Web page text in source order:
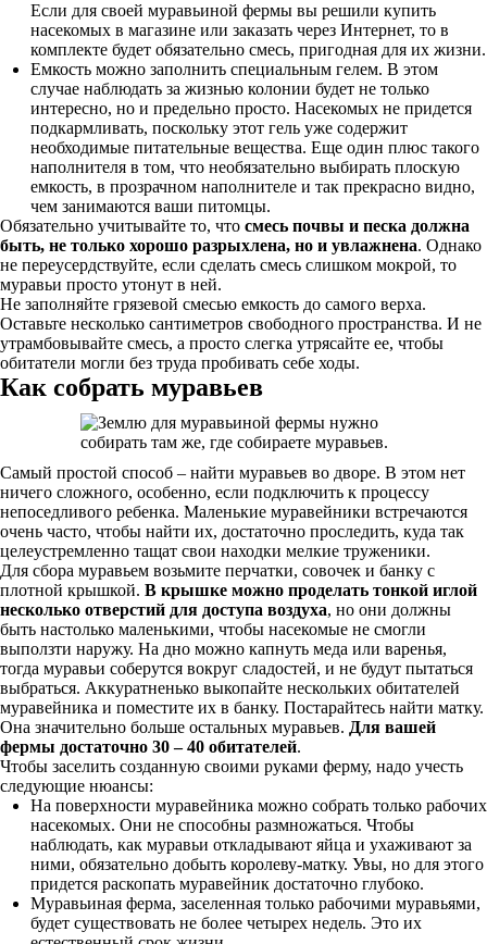
Если для своей муравьиной фермы вы решили купить
насекомых в магазине или заказать через Интернет, то в
комплекте будет обязательно смесь, пригодная для их жизни.
Емкость можно заполнить специальным гелем. В этом
случае наблюдать за жизнью колонии будет не только
интересно, но и предельно просто. Насекомых не придется
подкармливать, поскольку этот гель уже содержит
необходимые питательные вещества. Еще один плюс такого
наполнителя в том, что необязательно выбирать плоскую
емкость, в прозрачном наполнителе и так прекрасно видно,
чем занимаются ваши питомцы.
Обязательно учитывайте то, что смесь почвы и песка должна
быть, не только хорошо разрыхлена, но и увлажнена. Однако
не переусердствуйте, если сделать смесь слишком мокрой, то
муравьи просто утонут в ней.
Не заполняйте грязевой смесью емкость до самого верха.
Оставьте несколько сантиметров свободного пространства. И не
утрамбовывайте смесь, а просто слегка утрясайте ее, чтобы
обитатели могли без труда пробивать себе ходы.
Как собрать муравьев
Самый простой способ – найти муравьев во дворе. В этом нет
ничего сложного, особенно, если подключить к процессу
непоседливого ребенка. Маленькие муравейники встречаются
очень часто, чтобы найти их, достаточно проследить, куда так
целеустремленно тащат свои находки мелкие труженики.
Для сбора муравьем возьмите перчатки, совочек и банку с
плотной крышкой. В крышке можно проделать тонкой иглой
несколько отверстий для доступа воздуха, но они должны
быть настолько маленькими, чтобы насекомые не смогли
выползти наружу. На дно можно капнуть меда или варенья,
тогда муравьи соберутся вокруг сладостей, и не будут пытаться
выбраться. Аккуратненько выкопайте нескольких обитателей
муравейника и поместите их в банку. Постарайтесь найти матку.
Она значительно больше остальных муравьев. Для вашей
фермы достаточно 30 – 40 обитателей.
Чтобы заселить созданную своими руками ферму, надо учесть
следующие нюансы:
На поверхности муравейника можно собрать только рабочих
насекомых. Они не способны размножаться. Чтобы
наблюдать, как муравьи откладывают яйца и ухаживают за
ними, обязательно добыть королеву-матку. Увы, но для этого
придется раскопать муравейник достаточно глубоко.
Муравьиная ферма, заселенная только рабочими муравьями,
будет существовать не более четырех недель. Это их